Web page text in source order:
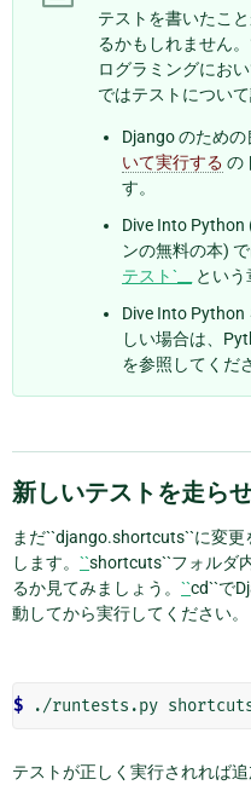
テストを書いたこ
るかもしれません
ログラミングにお
ではテストについ
Django のため
いて実行する の
す。
Dive Into
ンの無料の本)
テスト`__
という
Dive Into
しい場合は、
を参照してくだ
新しいテストを走ら
まだ``django.shortcuts``に変
します。 ``shortcuts``フォルダ
るか見てみましょう。 ``cd``で
動してから実行してください。
$
テストが正しく実行されれば